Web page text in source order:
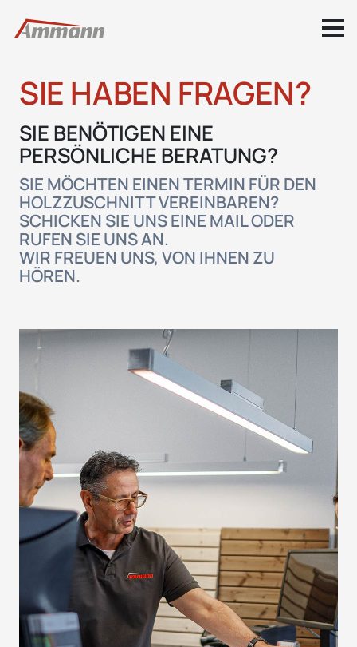
SIE HABEN FRAGEN?
SIE BENÖTIGEN EINE
PERSÖNLICHE BERATUNG?
SIE MÖCHTEN EINEN TERMIN FÜR DEN
HOLZZUSCHNITT VEREINBAREN?
SCHICKEN SIE UNS EINE MAIL ODER
RUFEN SIE UNS AN.
WIR FREUEN UNS, VON IHNEN ZU
HÖREN.